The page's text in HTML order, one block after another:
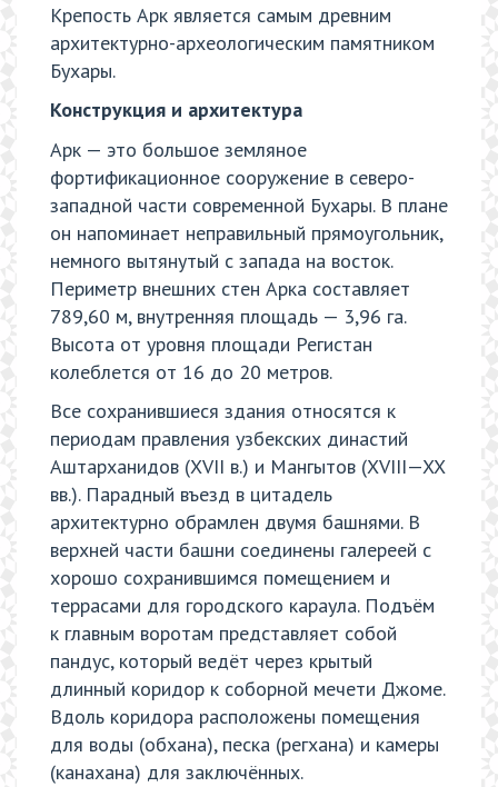
Крепость Арк является самым древним
архитектурно-археологическим памятником
Бухары.
Конструкция и архитектура
Арк — это большое земляное
фортификационное сооружение в северо-
западной части современной Бухары. В плане
он напоминает неправильный прямоугольник,
немного вытянутый с запада на восток.
Периметр внешних стен Арка составляет
789,60 м, внутренняя площадь — 3,96 га.
Высота от уровня площади Регистан
колеблется от 16 до 20 метров.
Все сохранившиеся здания относятся к
периодам правления узбекских династий
Аштарханидов (XVII в.) и Мангытов (XVIII—XX
вв.). Парадный въезд в цитадель
архитектурно обрамлен двумя башнями. В
верхней части башни соединены галереей с
хорошо сохранившимся помещением и
террасами для городского караула. Подъём
к главным воротам представляет собой
пандус, который ведёт через крытый
длинный коридор к соборной мечети Джоме.
Вдоль коридора расположены помещения
для воды (обхана), песка (регхана) и камеры
(канахана) для заключённых.